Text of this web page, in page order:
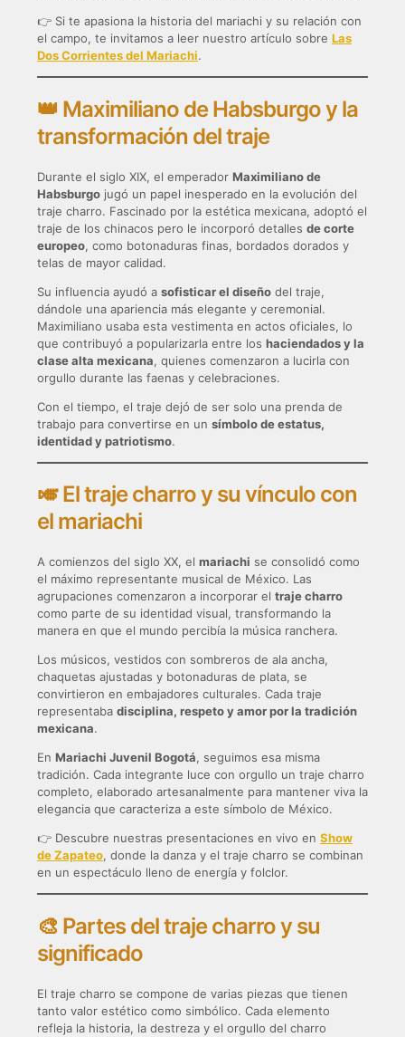
👉 Si te apasiona la historia del mariachi y su relación con
el campo, te invitamos a leer nuestro artículo sobre Las
Dos Corrientes del Mariachi.
👑 Maximiliano de Habsburgo y la
transformación del traje
Durante el siglo XIX, el emperador Maximiliano de
Habsburgo jugó un papel inesperado en la evolución del
traje charro. Fascinado por la estética mexicana, adoptó el
traje de los chinacos pero le incorporó detalles de corte
europeo, como botonaduras finas, bordados dorados y
telas de mayor calidad.
Su influencia ayudó a sofisticar el diseño del traje,
dándole una apariencia más elegante y ceremonial.
Maximiliano usaba esta vestimenta en actos oficiales, lo
que contribuyó a popularizarla entre los haciendados y la
clase alta mexicana, quienes comenzaron a lucirla con
orgullo durante las faenas y celebraciones.
Con el tiempo, el traje dejó de ser solo una prenda de
trabajo para convertirse en un símbolo de estatus,
identidad y patriotismo.
🎺 El traje charro y su vínculo con
el mariachi
A comienzos del siglo XX, el mariachi se consolidó como
el máximo representante musical de México. Las
agrupaciones comenzaron a incorporar el traje charro
como parte de su identidad visual, transformando la
manera en que el mundo percibía la música ranchera.
Los músicos, vestidos con sombreros de ala ancha,
chaquetas ajustadas y botonaduras de plata, se
convirtieron en embajadores culturales. Cada traje
representaba disciplina, respeto y amor por la tradición
mexicana.
En Mariachi Juvenil Bogotá, seguimos esa misma
tradición. Cada integrante luce con orgullo un traje charro
completo, elaborado artesanalmente para mantener viva la
elegancia que caracteriza a este símbolo de México.
👉 Descubre nuestras presentaciones en vivo en Show
de Zapateo, donde la danza y el traje charro se combinan
en un espectáculo lleno de energía y folclor.
🎨 Partes del traje charro y su
significado
El traje charro se compone de varias piezas que tienen
tanto valor estético como simbólico. Cada elemento
refleja la historia, la destreza y el orgullo del charro